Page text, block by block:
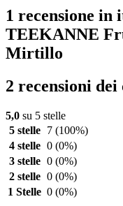
1 recensione in
TEEKANNE
Mirtillo
2 recensioni
5,0 su 5 stelle
5 stelle
7 (100%)
4 stelle 0 (0%)
3 stelle 0 (0%)
2 stelle 0 (0%)
1 Stelle 0 (0%)